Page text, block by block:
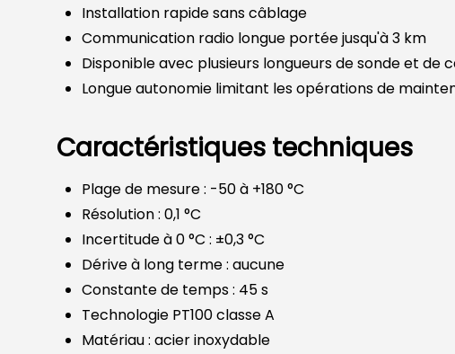
Installation rapide sans câblage
Communication radio longue portée jusqu'à 3 km
Disponible avec plusieurs longueurs de sonde et de
Longue autonomie limitant les opérations de
Caractéristiques techniques
Plage de mesure : -50 à +180 °C
Résolution : 0,1 °C
Incertitude à 0 °C : ±0,3 °C
Dérive à long terme : aucune
Constante de temps : 45 s
Technologie PT100 classe A
Matériau : acier inoxydable